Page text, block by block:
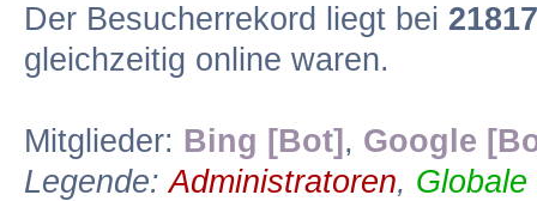
Der Besucherrekord liegt bei 21817
gleichzeitig online waren.
Mitglieder: Bing [Bot] , Google
Legende:Administratoren,